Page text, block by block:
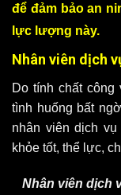
để đảm bảo an
lực lượng này.
Nhân viên dịch
Do tính chất
tình huống bất
nhân viên dịch
khỏe tốt, thể lực,
Nhân viên dịch